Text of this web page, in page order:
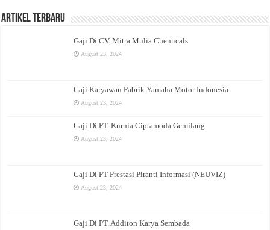
Artikel Terbaru
Gaji Di CV. Mitra Mulia Chemicals
August 23, 2024
Gaji Karyawan Pabrik Yamaha Motor Indonesia
August 23, 2024
Gaji Di PT. Kurnia Ciptamoda Gemilang
August 23, 2024
Gaji Di PT Prestasi Piranti Informasi (NEUVIZ)
August 23, 2024
Gaji Di PT. Additon Karya Sembada